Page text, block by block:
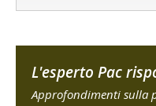
L'esperto Pac
Approfondimenti sulla